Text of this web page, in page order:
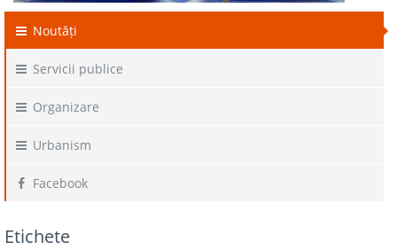
Noutăți
Servicii publice
Organizare
Urbanism
Facebook
Etichete